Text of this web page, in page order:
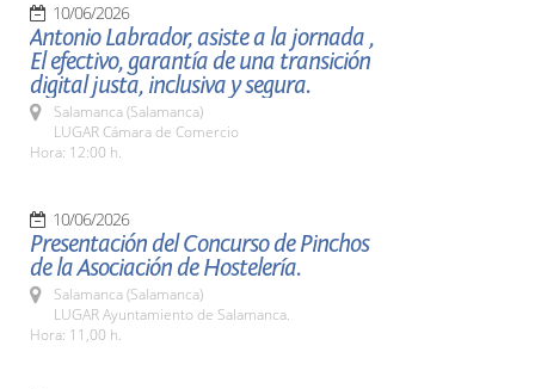
10/06/2026
Antonio Labrador, asiste a la jornada ,
El efectivo, garantía de una transición
digital justa, inclusiva y segura.
Salamanca (Salamanca)
LUGAR Cámara de Comercio
Hora: 12:00 h.
10/06/2026
Presentación del Concurso de Pinchos
de la Asociación de Hostelería.
Salamanca (Salamanca)
LUGAR Ayuntamiento de Salamanca.
Hora: 11,00 h.